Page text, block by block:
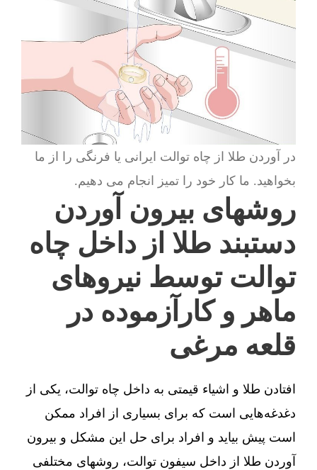
در آوردن طلا از چاه توالت ایرانی یا فرنگی را از ما
بخواهید. ما کار خود را تمیز انجام می دهیم.
روشهای بیرون آوردن
دستبند طلا از داخل چاه
توالت توسط نیروهای
ماهر و کارآزموده در
قلعه مرغی
افتادن طلا و اشیاء قیمتی به داخل چاه توالت، یکی از
دغدغه‌هایی است که برای بسیاری از افراد ممکن
است پیش بیاید و افراد برای حل این مشکل و بیرون
آوردن طلا از داخل سیفون توالت، روشهای مختلفی